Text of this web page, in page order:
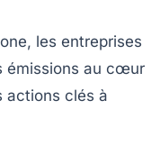
les entreprises
émissions au cœur
actions clés à